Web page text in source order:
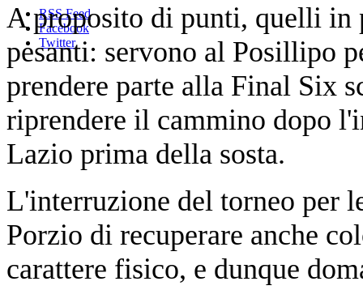
RSS Feed
Facebook
Twitter
A proposito di punti, quelli in
pesanti: servono al Posillipo
prendere parte alla Final Six
riprendere il cammino dopo
Lazio prima della sosta.
L'interruzione del torneo per
Porzio di recuperare anche
carattere fisico, e dunque